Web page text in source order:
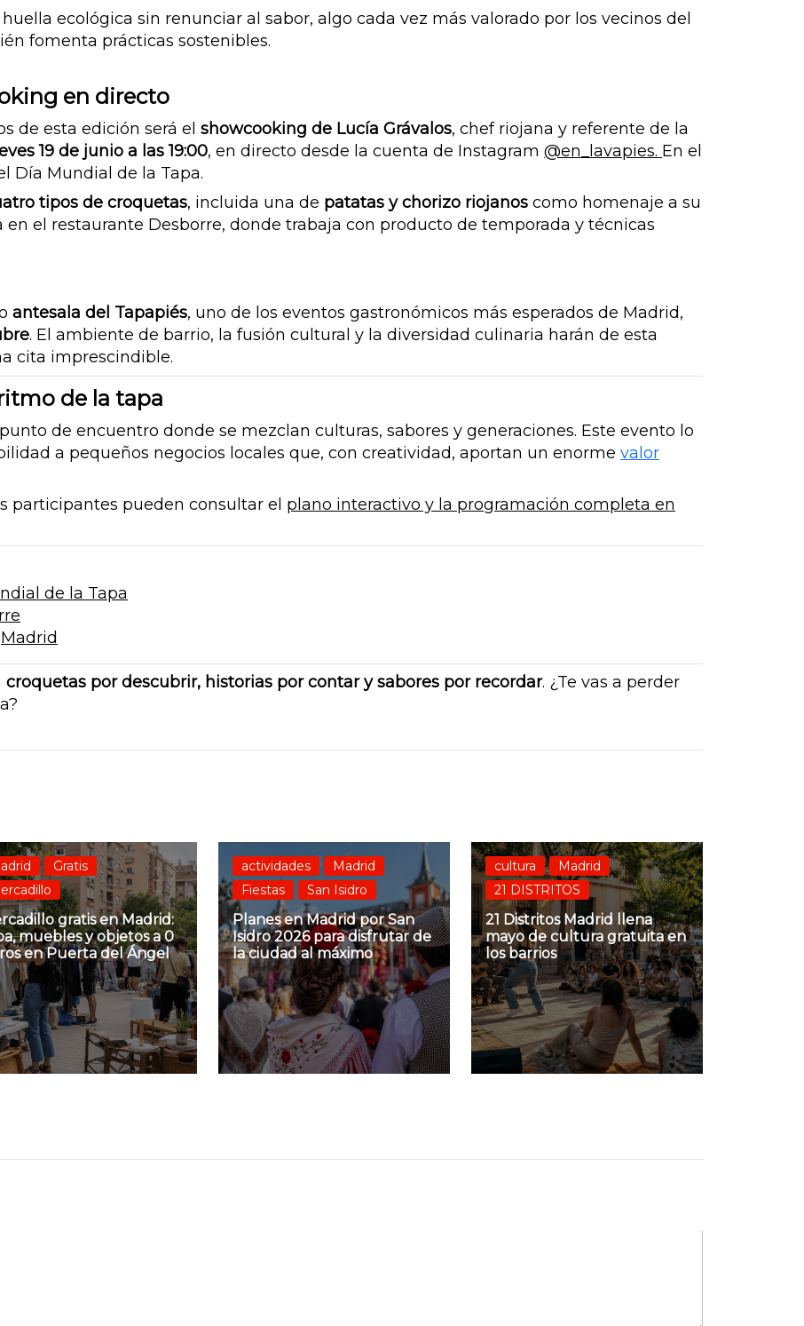
ecológica sin renunciar al sabor, algo cada vez más valorado por los vecinos del
fomenta prácticas sostenibles.
en directo
de esta edición será el showcooking de Lucía Grávalos, chef riojana y referente de la
19 de junio a las 19:00, en directo desde la cuenta de Instagram @en_lavapies. En el
Día Mundial de la Tapa.
tipos de croquetas, incluida una de patatas y chorizo riojanos como homenaje a su
el restaurante Desborre, donde trabaja con producto de temporada y técnicas
antesala del Tapapiés, uno de los eventos gastronómicos más esperados de Madrid,
. El ambiente de barrio, la fusión cultural y la diversidad culinaria harán de esta
cita imprescindible.
de la tapa
de encuentro donde se mezclan culturas, sabores y generaciones. Este evento lo
a pequeños negocios locales que, con creatividad, aportan un enorme valor
participantes pueden consultar el plano interactivo y la programación completa en
de la Tapa
croquetas por descubrir, historias por contar y sabores por recordar. ¿Te vas a perder
Gratis
gratis en Madrid:
muebles y objetos a 0
en Puerta del Ángel
actividades
Madrid
Fiestas
San Isidro
Planes en Madrid por San
Isidro 2026 para disfrutar de
la ciudad al máximo
cultura
Madrid
21 DISTRITOS
21 Distritos Madrid llena
mayo de cultura gratuita en
los barrios